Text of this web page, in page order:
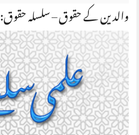
والدین کے حقوق – سلسلہ حقوق: 6